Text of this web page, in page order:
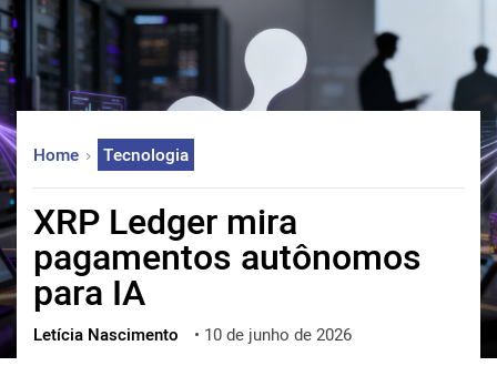
français
italiano
deutsch
中文
한국어
العربية
ไทย
ქართული
Home Tecnologia
XRP Ledger mira
pagamentos autônomos
para IA
Letícia Nascimento • 10 de junho de 2026